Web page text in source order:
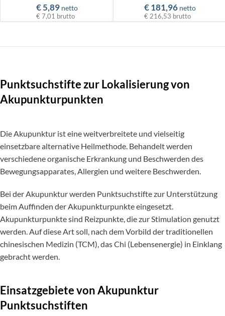
€5,89 netto
€ 7,01 brutto
€181,96 netto
€ 216,53 brutto
Punktsuchstifte zur Lokalisierung von
Akupunkturpunkten
Die Akupunktur ist eine weitverbreitete und vielseitig
einsetzbare alternative Heilmethode. Behandelt werden
verschiedene organische Erkrankung und Beschwerden des
Bewegungsapparates, Allergien und weitere Beschwerden.
Bei der Akupunktur werden Punktsuchstifte zur Unterstützung
beim Auffinden der Akupunkturpunkte eingesetzt.
Akupunkturpunkte sind Reizpunkte, die zur Stimulation genutzt
werden. Auf diese Art soll, nach dem Vorbild der traditionellen
chinesischen Medizin (TCM), das Chi (Lebensenergie) in Einklang
gebracht werden.
Einsatzgebiete von Akupunktur
Punktsuchstiften